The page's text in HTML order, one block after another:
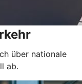
über nationale
ab.